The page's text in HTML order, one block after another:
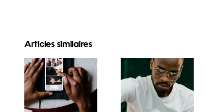
Articles similaires